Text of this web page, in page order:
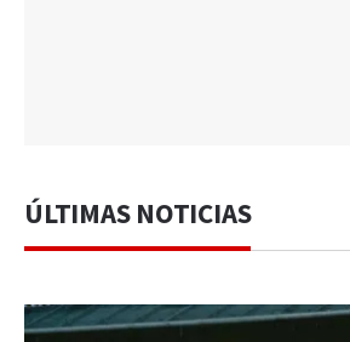
ÚLTIMAS NOTICIAS